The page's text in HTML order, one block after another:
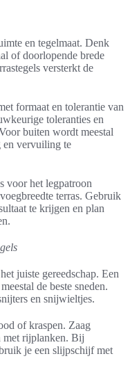
en tegelmaat. Denk
of doorlopende brede
versterkt de
formaat en tolerantie van
toleranties en
buiten wordt meestal
en vervuiling te
voor het legpatroon
terras. Gebruik
te krijgen en plan
juiste gereedschap. Een
de beste sneden.
en snijwieltjes.
of kraspen. Zaag
met rijplanken. Bij
je een slijpschijf met